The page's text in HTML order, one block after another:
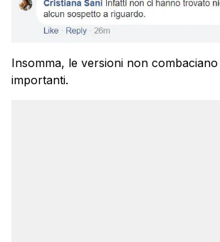
Insomma, le versioni non
importanti.